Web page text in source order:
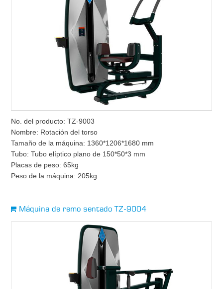
No. del producto: TZ-9003
Nombre: Rotación del torso
Tamaño de la máquina: 1360*1206*1680 mm
Tubo: Tubo elíptico plano de 150*50*3 mm
Placas de peso: 65kg
Peso de la máquina: 205kg
Máquina de remo sentado TZ-9004